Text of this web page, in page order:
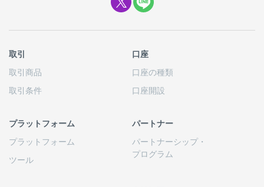
取引
取引商品
取引条件
口座
口座の種類
口座開設
プラットフォーム
プラットフォーム
ツール
パートナー
パートナーシップ・
プログラム